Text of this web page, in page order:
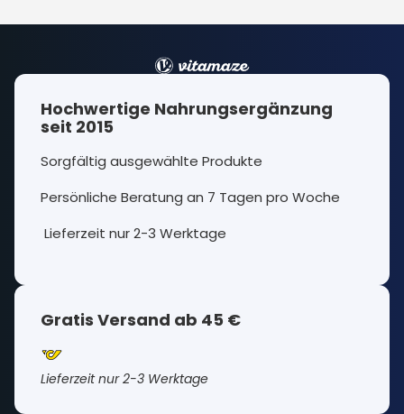
Hochwertige Nahrungsergänzung
seit 2015
Sorgfältig ausgewählte Produkte
Persönliche Beratung an 7 Tagen pro Woche
Lieferzeit nur 2-3 Werktage
Gratis Versand ab 45 €
Lieferzeit nur 2-3 Werktage